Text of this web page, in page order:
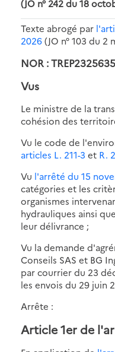
(JO n° 242 du 18
Texte abrogé par
2026(JO n° 103 du 2
NOR :
Vus
Le ministre de la
cohésion des
Vu le code de
articles L. 211-3 et R.
Vu l'arrêté du 15
catégories et les
organismes
hydrauliques ainsi
leur délivrance ;
Vu la demande
Conseils SAS et BG
par courrier du 23
les envois du 29 juin
Arrête :
Article 1er de